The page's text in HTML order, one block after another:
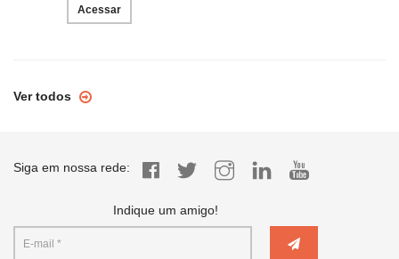
Acessar
Ver todos
Siga em nossa rede:
Indique um amigo!